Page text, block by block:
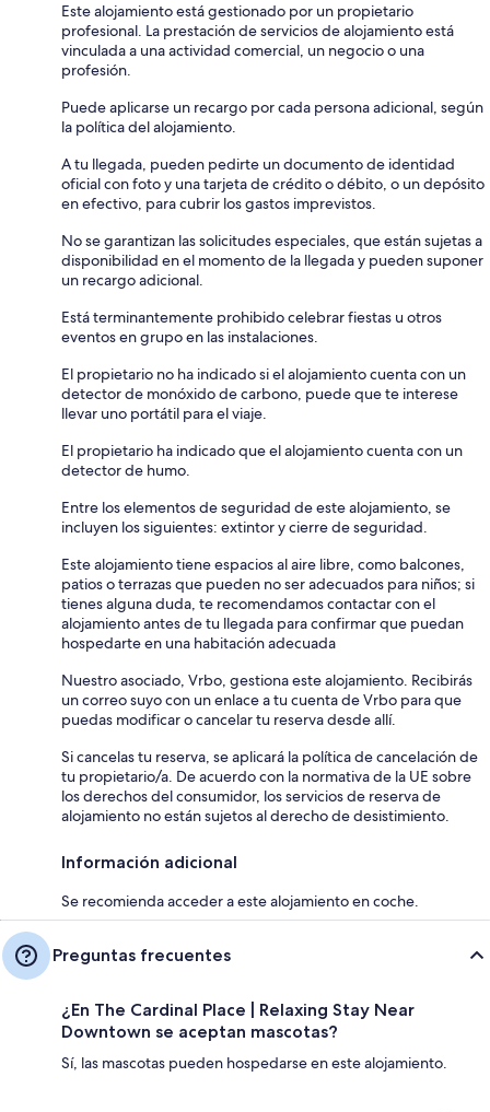
Este alojamiento está gestionado por un propietario
profesional. La prestación de servicios de alojamiento está
vinculada a una actividad comercial, un negocio o una
profesión.
Puede aplicarse un recargo por cada persona adicional, según
la política del alojamiento.
A tu llegada, pueden pedirte un documento de identidad
oficial con foto y una tarjeta de crédito o débito, o un depósito
en efectivo, para cubrir los gastos imprevistos.
No se garantizan las solicitudes especiales, que están sujetas a
disponibilidad en el momento de la llegada y pueden suponer
un recargo adicional.
Está terminantemente prohibido celebrar fiestas u otros
eventos en grupo en las instalaciones.
El propietario no ha indicado si el alojamiento cuenta con un
detector de monóxido de carbono, puede que te interese
llevar uno portátil para el viaje.
El propietario ha indicado que el alojamiento cuenta con un
detector de humo.
Entre los elementos de seguridad de este alojamiento, se
incluyen los siguientes: extintor y cierre de seguridad.
Este alojamiento tiene espacios al aire libre, como balcones,
patios o terrazas que pueden no ser adecuados para niños; si
tienes alguna duda, te recomendamos contactar con el
alojamiento antes de tu llegada para confirmar que puedan
hospedarte en una habitación adecuada
Nuestro asociado, Vrbo, gestiona este alojamiento. Recibirás
un correo suyo con un enlace a tu cuenta de Vrbo para que
puedas modificar o cancelar tu reserva desde allí.
Si cancelas tu reserva, se aplicará la política de cancelación de
tu propietario/a. De acuerdo con la normativa de la UE sobre
los derechos del consumidor, los servicios de reserva de
alojamiento no están sujetos al derecho de desistimiento.
Información adicional
Se recomienda acceder a este alojamiento en coche.
Preguntas frecuentes
¿En The Cardinal Place | Relaxing Stay Near
Downtown se aceptan mascotas?
Sí, las mascotas pueden hospedarse en este alojamiento.